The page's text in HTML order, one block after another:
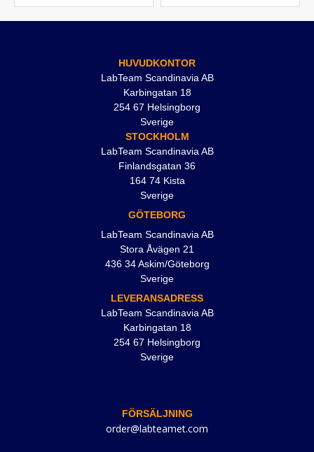
HUVUDKONTOR
LabTeam Scandinavia AB
Karbingatan 18
254 67 Helsingborg
Sverige
STOCKHOLM
LabTeam Scandinavia AB
Finlandsgatan 36
164 74 Kista
Sverige
GÖTEBORG
LabTeam Scandinavia AB
Stora Åvägen 21
436 34 Askim/Göteborg
Sverige
LEVERANSADRESS
LabTeam Scandinavia AB
Karbingatan 18
254 67 Helsingborg
Sverige
FÖRSÄLJNING
order@labteamet.com